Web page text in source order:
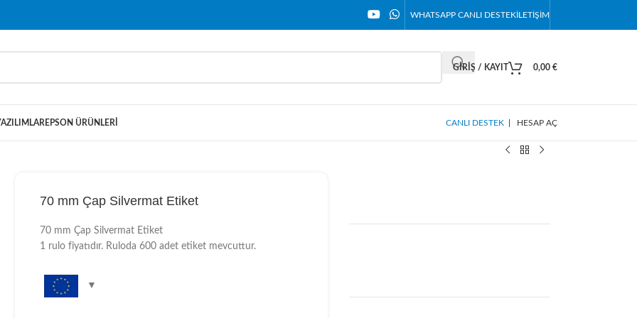
WHATSAPP CANLI DESTEKİLETIŞIM
GIRIŞ / KAYIT 0,00 €
EPSON ÜRÜNLERI CANLI DESTEK HESAP AÇ
70 mm Çap Silvermat Etiket
70 mm Çap Silvermat Etiket
1 rulo fiyatıdır. Ruloda 600 adet etiket mevcuttur.